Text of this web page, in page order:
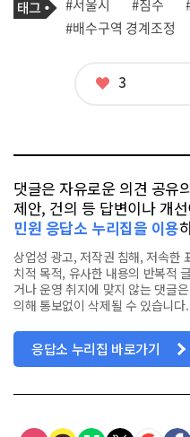
사
관
련
그
#서울시 #침수
#배수구역 경계조정
좋
3
댓글은 자유로운 의견 공유
제안, 건의 등 답변이나 개
민원 응답소 누리집을 이용
상업성 광고, 저작권 침해, 저속한
치적 목적, 유사한 내용의 반복적
거나 운영 취지에 맞지 않는 댓글
의해 통보없이 삭제될 수 있습니다.
응답소 누리집 바로가기